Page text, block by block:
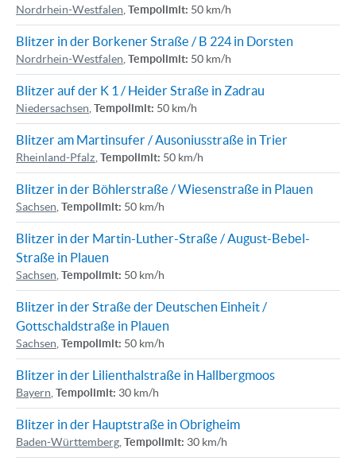
Nordrhein-Westfalen Tempolimit: 50 km/h
Blitzer in der Borkener Straße / B 224 in Dorsten
Nordrhein-Westfalen Tempolimit: 50 km/h
Blitzer auf der K 1 / Heider Straße in Zadrau
Niedersachsen Tempolimit: 50 km/h
Blitzer am Martinsufer / Ausoniusstraße in Trier
Rheinland-Pfalz Tempolimit: 50 km/h
Blitzer in der Böhlerstraße / Wiesenstraße in Plauen
Sachsen Tempolimit: 50 km/h
Blitzer in der Martin-Luther-Straße / August-Bebel-
Straße in Plauen
Sachsen Tempolimit: 50 km/h
Blitzer in der Straße der Deutschen Einheit /
Gottschaldstraße in Plauen
Sachsen Tempolimit: 50 km/h
Blitzer in der Lilienthalstraße in Hallbergmoos
Bayern Tempolimit: 30 km/h
Blitzer in der Hauptstraße in Obrigheim
Baden-Württemberg Tempolimit: 30 km/h